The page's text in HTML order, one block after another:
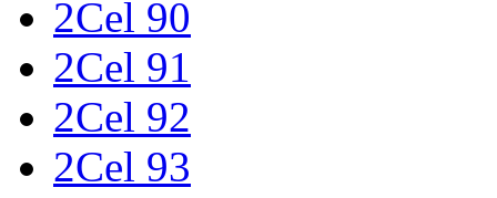
2Cel 90
2Cel 91
2Cel 92
2Cel 93